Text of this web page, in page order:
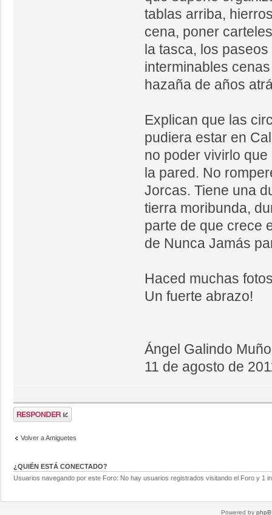
tablas arriba,
cena, poner
la tasca, los
interminables
hazaña de años
Explican que las
pudiera estar en
no poder vivirlo
la pared. No
Jorcas. Tiene una
tierra moribunda,
parte de que crece
de Nunca Jamás
Haced muchas
Un fuerte abrazo!
Ángel Galindo
11 de agosto de
Volver a Amiguetes
¿QUIÉN ESTÁ CONECTADO?
Usuarios navegando por este Foro: No hay usuarios registrados visitando el Foro y 1
Powered by